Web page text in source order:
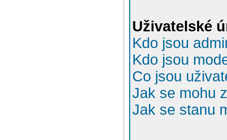
Uživatelské
Kdo jsou
Kdo jsou
Co jsou
Jak se mohu
Jak se stanu